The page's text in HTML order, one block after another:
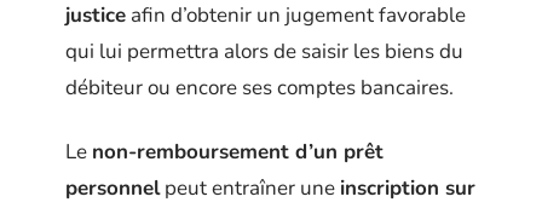
justice afin d’obtenir un jugement favorable
qui lui permettra alors de saisir les biens du
débiteur ou encore ses comptes bancaires.
Le non-remboursement d’un prêt
personnelpeut entraîner une inscription sur